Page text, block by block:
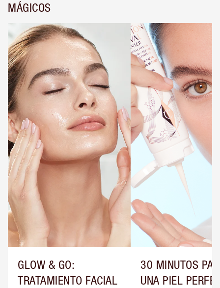
MÁGICOS
GLOW & GO:
TRATAMIENTO FACIAL
30 MINUTOS
UNA PIEL